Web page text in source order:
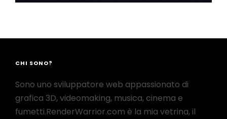
CHI SONO?
Sono uno sviluppatore web appassionato di
grafica 3D, videomaking, musica, cinema e
fumetti.RenderWarrior.com è la mia vetrina, il